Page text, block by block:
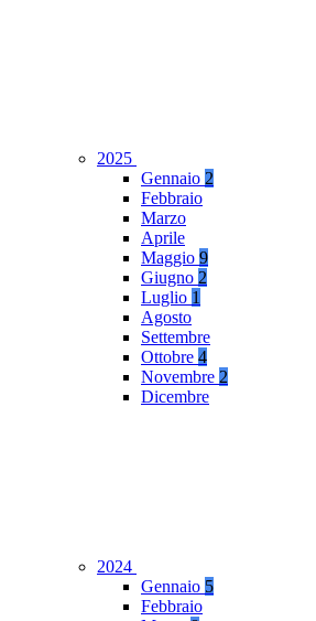
2025
Gennaio 2
Febbraio
Marzo
Aprile
Maggio 9
Giugno 2
Luglio 1
Agosto
Settembre
Ottobre 4
Novembre 2
Dicembre
2024
Gennaio 5
Febbraio